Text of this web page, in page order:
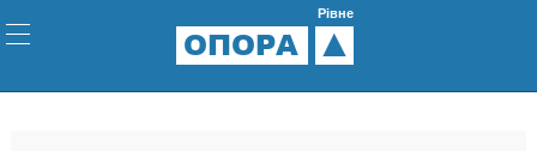
ОПОРА
Рівне